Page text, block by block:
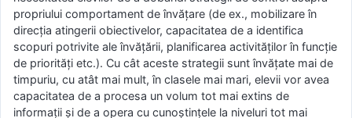
propriului comportament de învățare (de ex., mobilizare în
direcția atingerii obiectivelor, capacitatea de a identifica
scopuri potrivite ale învățării, planificarea activităților în funcție
de priorități etc.). Cu cât aceste strategii sunt învățate mai de
timpuriu, cu atât mai mult, în clasele mai mari, elevii vor avea
capacitatea de a procesa un volum tot mai extins de
informații și de a opera cu cunoștințele la niveluri tot mai